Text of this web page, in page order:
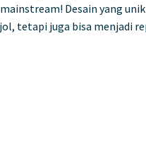
Desain yang
tetapi juga bisa menjadi